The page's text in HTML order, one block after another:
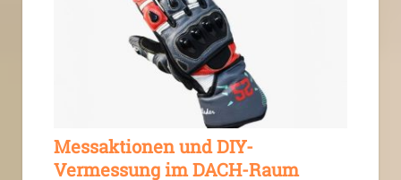
Messaktionen und DIY-
Vermessung im DACH-Raum